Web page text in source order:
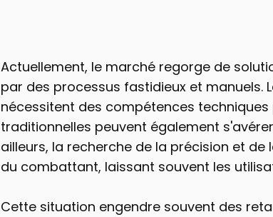
Actuellement, le marché regorge de
par des processus fastidieux et manuels.
nécessitent des compétences
traditionnelles peuvent également
ailleurs, la recherche de la précision et
du combattant, laissant souvent les
Cette situation engendre souvent des